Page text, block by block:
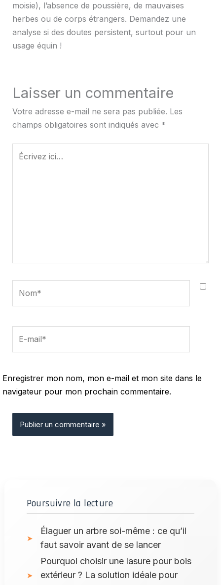
moisie), l’absence de poussière, de mauvaises
herbes ou de corps étrangers. Demandez une
analyse si des doutes persistent, surtout pour un
usage équin !
Laisser un commentaire
Votre adresse e-mail ne sera pas publiée. Les
champs obligatoires sont indiqués avec *
Écrivez
mail*
Enregistrer mon nom, mon e-mail et mon site dans le
navigateur pour mon prochain commentaire.
Poursuivre la lecture
Élaguer un arbre soi-même : ce qu’il
faut savoir avant de se lancer
Pourquoi choisir une lasure pour bois
extérieur ? La solution idéale pour